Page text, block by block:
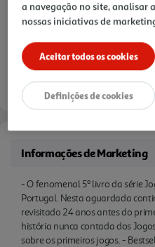
para 2026.
Informações de Marketing
- O fenomenal 5º livro da série
Portugal. Nesta aguardada
revisitado 24 anos antes do
história nunca contada dos
sobre os primeiros jogos. -
a navegação no site, analisar
nossas iniciativas de
Aceitar todos os cookies
Definições de cookies